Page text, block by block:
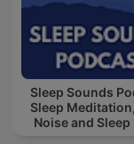
Sleep Sounds
Sleep
Noise and